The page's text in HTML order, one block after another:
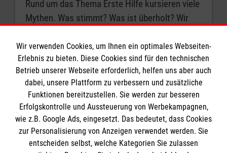
Rund um das Thema Erste Hilfe kursieren viele
Mythen. Was stimmt? Was ist überholt? Wir
Wir verwenden Cookies, um Ihnen ein optimales Webseiten-
Erlebnis zu bieten. Diese Cookies sind für den technischen
Betrieb unserer Webseite erforderlich, helfen uns aber auch
dabei, unsere Plattform zu verbessern und zusätzliche
Funktionen bereitzustellen. Sie werden zur besseren
Erfolgskontrolle und Aussteuerung von Werbekampagnen,
wie z.B. Google Ads, eingesetzt. Das bedeutet, dass Cookies
zur Personalisierung von Anzeigen verwendet werden. Sie
entscheiden selbst, welche Kategorien Sie zulassen